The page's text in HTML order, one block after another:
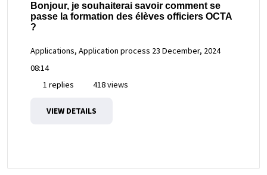
Bonjour, je souhaiterai savoir comment se
passe la formation des élèves officiers OCTA
?
Applications, Application process 23 December, 2024
08:14
1 replies
418 views
VIEW DETAILS